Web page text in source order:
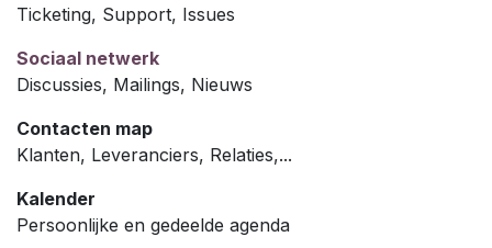
Ticketing, Support, Issues
Sociaal netwerk
Discussies, Mailings, Nieuws
Contacten map
Klanten, Leveranciers, Relaties,...
Kalender
Persoonlijke en gedeelde agenda